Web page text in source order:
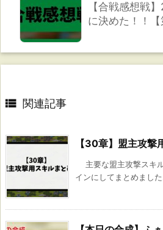
【合戦感想戦
に決めた！！【
 関連記事
【30章】盟主攻撃
主要な盟主攻撃スキ
インにしてまとめまし